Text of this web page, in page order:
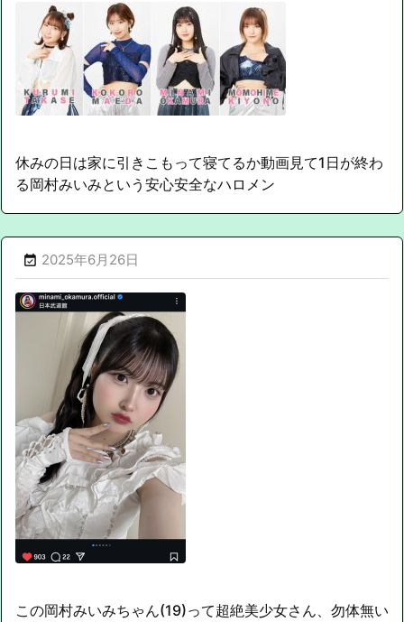
休みの日は家に引きこもって寝てるか動画見て1日が終わ
る岡村みいみという安心安全なハロメン
 2025年6月26日
この岡村みいみちゃん(19)って超絶美少女さん、勿体無い